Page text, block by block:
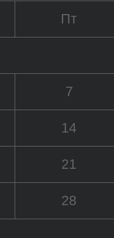
Пт
7
14
21
28